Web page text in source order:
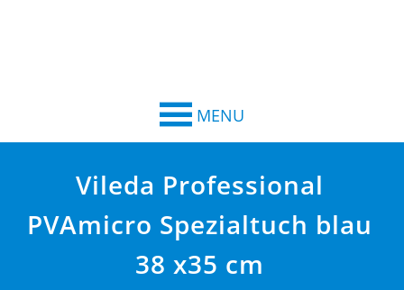
MENU
Vileda Professional
PVAmicro Spezialtuch blau
38 x35 cm